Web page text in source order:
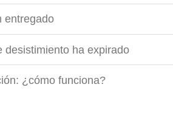
entregado
desistimiento ha expirado
¿cómo funciona?